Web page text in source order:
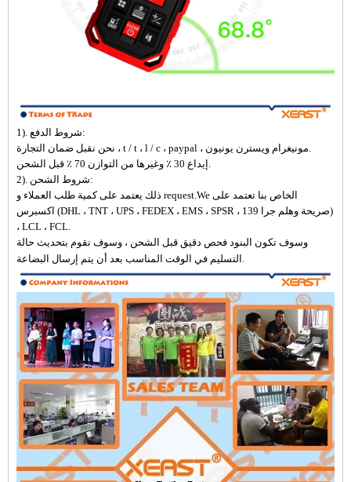
1). شروط الدفع:
2). شروط الشحن:
ذلك يعتمد على كمية طلب العملاء و request.We الخاص بنا تعتمد على
اكسبرس (DHL ، TNT ، UPS ، FEDEX ، EMS ، SPSR ، 139 صريحة وهلم جرا)
، LCL ، FCL.
وسوف تكون البنود فحص دقيق قبل الشحن ، وسوف نقوم بتحديث حالة